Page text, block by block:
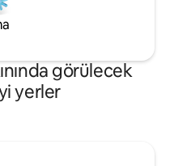
görülecek
yerler